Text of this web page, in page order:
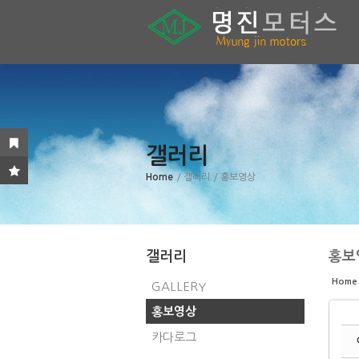
갤러리
Home / 갤러리 / 홍보영상
갤러리
GALLERY
홍보영상
카다로그
홍보
Home
Sketchbook5, 스케치북5
Sketchbook5, 스케치북5
Sketchbook5, 스케치북5
Sketchbook5, 스케치북5